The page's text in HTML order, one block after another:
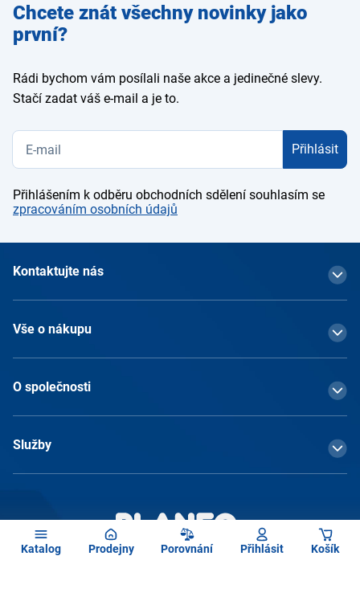
Katalog Prodejny Porovnání Přihlásit Košík
Zadejte
e-mail
Chcete znát všechny novinky jako
první?
Rádi bychom vám posílali naše akce a jedinečné slevy.
Stačí zadat váš e-mail a je to.
Přihlásit
Přihlášením k odběru obchodních sdělení souhlasím se
zpracováním osobních údajů
Kontaktujte nás
Vše o nákupu
O společnosti
Služby